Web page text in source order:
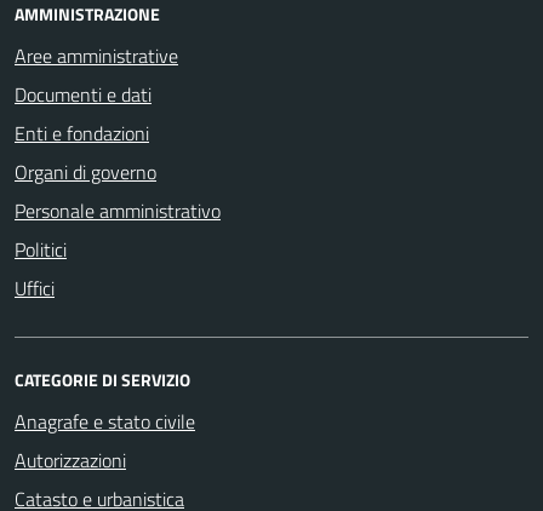
AMMINISTRAZIONE
Aree amministrative
Documenti e dati
Enti e fondazioni
Organi di governo
Personale amministrativo
Politici
Uffici
CATEGORIE DI SERVIZIO
Anagrafe e stato civile
Autorizzazioni
Catasto e urbanistica